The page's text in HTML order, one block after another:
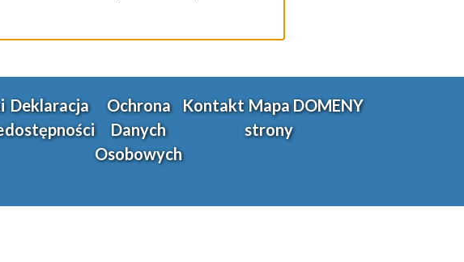
Deklaracja
dostępności
Ochrona
Danych
Osobowych
Kontakt Mapa
strony
DOMENY